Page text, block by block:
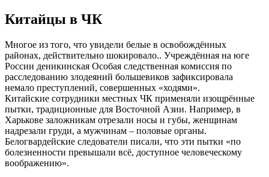
Китайцы в ЧК
Многое из того, что увидели белые в освобождённых
районах, действительно шокировало.. Учреждённая на юге
России деникинская Особая следственная комиссия по
расследованию злодеяний большевиков зафиксировала
немало преступлений, совершенных «ходями».
Китайские сотрудники местных ЧК применяли изощрённые
пытки, традиционные для Восточной Азии. Например, в
Харькове заложникам отрезали носы и губы, женщинам
надрезали груди, а мужчинам – половые органы.
Белогвардейские следователи писали, что эти пытки «по
болезненности превышали всё, доступное человеческому
воображению».